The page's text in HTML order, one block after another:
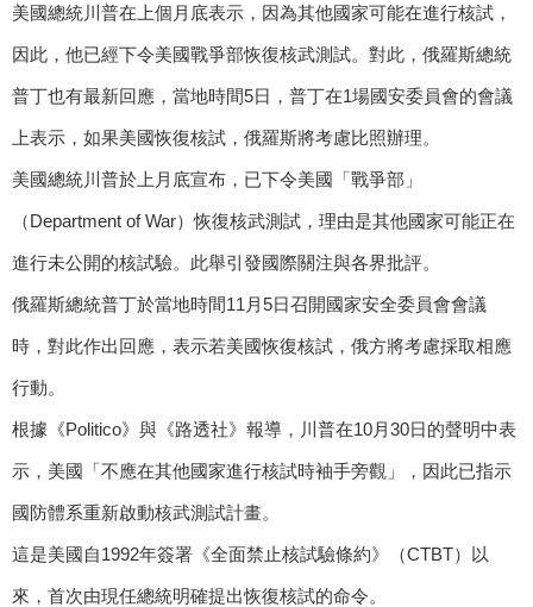
美國總統川普在上個月底表示，因為其他國家可能在進行核試，
因此，他已經下令美國戰爭部恢復核武測試。對此，俄羅斯總統
普丁也有最新回應，當地時間5日，普丁在1場國安委員會的會議
上表示，如果美國恢復核試，俄羅斯將考慮比照辦理。
美國總統川普於上月底宣布，已下令美國「戰爭部」
（Department of War）恢復核武測試，理由是其他國家可能正在
進行未公開的核試驗。此舉引發國際關注與各界批評。
俄羅斯總統普丁於當地時間11月5日召開國家安全委員會會議
時，對此作出回應，表示若美國恢復核試，俄方將考慮採取相應
行動。
根據《Politico》與《路透社》報導，川普在10月30日的聲明中表
示，美國「不應在其他國家進行核試時袖手旁觀」，因此已指示
國防體系重新啟動核武測試計畫。
這是美國自1992年簽署《全面禁止核試驗條約》（CTBT）以
來，首次由現任總統明確提出恢復核試的命令。